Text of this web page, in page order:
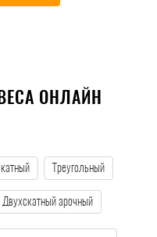
ОНЛАЙН
Треугольный
Двухскатный арочный